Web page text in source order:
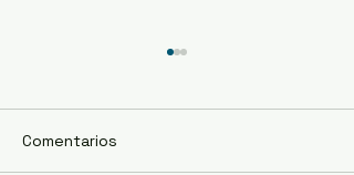
Comentarios